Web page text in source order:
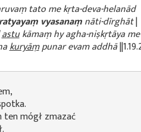
tato me kṛta-deva-helanād
vyasanaṃnāti-dīrghāt|
astukāmaṃ hy agha-niṣkṛtāya me
kuryāṃpunar evam addhā
ten mógł zmazać